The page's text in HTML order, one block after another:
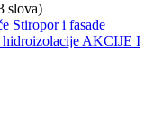
slova)
Stiropor i fasade
AKCIJE I